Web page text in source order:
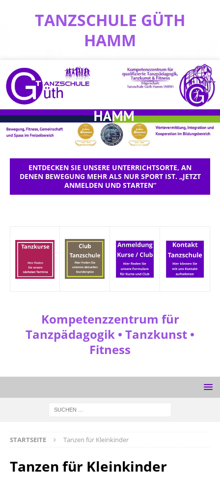
TANZSCHULE GÜTH
HAMM
ENTDECKEN SIE UNSERE UNTERRICHTSORTE, AN
DENEN BEWEGUNG MEHR ALS NUR SPORT IST. „JETZT
ANMELDEN UND STARTEN“
Kompetenzzentrum für
Tanzpädagogik • Tanzkunst •
Fitness
STARTSEITE Tanzen für Kleinkinder
Tanzen für Kleinkinder